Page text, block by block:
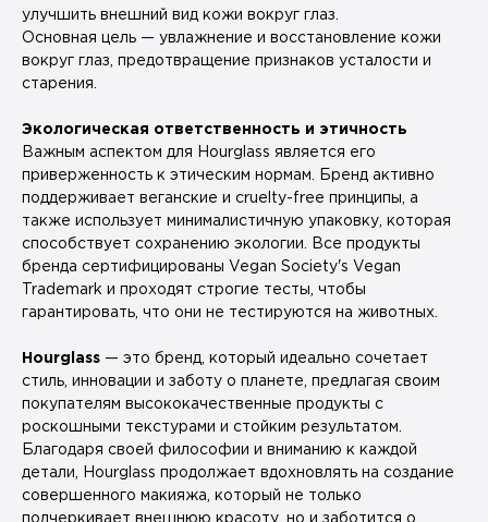
улучшить внешний вид кожи вокруг глаз.
Основная цель — увлажнение и восстановление кожи
вокруг глаз, предотвращение признаков усталости и
старения.
Экологическая ответственность и этичность
Важным аспектом для Hourglass является его
приверженность к этическим нормам. Бренд активно
поддерживает веганские и cruelty-free принципы, а
также использует минималистичную упаковку, которая
способствует сохранению экологии. Все продукты
бренда сертифицированы Vegan Society's Vegan
Trademark и проходят строгие тесты, чтобы
гарантировать, что они не тестируются на животных.
Hourglass — это бренд, который идеально сочетает
стиль, инновации и заботу о планете, предлагая своим
покупателям высококачественные продукты с
роскошными текстурами и стойким результатом.
Благодаря своей философии и вниманию к каждой
детали, Hourglass продолжает вдохновлять на создание
совершенного макияжа, который не только
подчеркивает внешнюю красоту, но и заботится о